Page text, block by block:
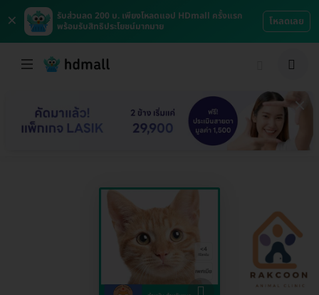
×
รับส่วนลด 200 บ. เพียงโหลดแอป HDmall ครั้งแรก
พร้อมรับสิทธิประโยชน์มากมาย
โหลดเลย